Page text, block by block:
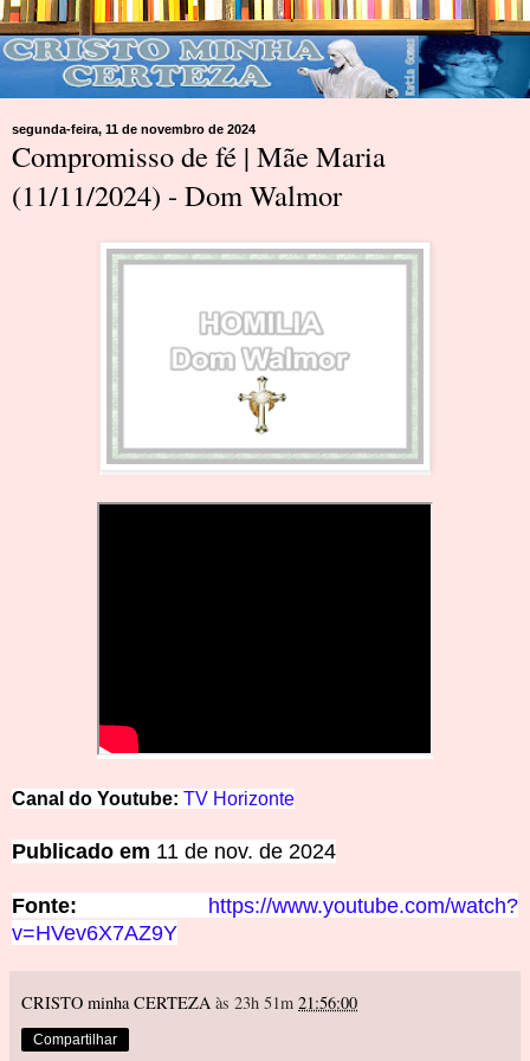
segunda-feira, 11 de novembro de 2024
Compromisso de fé | Mãe Maria
(11/11/2024) - Dom Walmor
Canal do Youtube: TV Horizonte
Publicado em 11 de nov. de 2024
Fonte: https://www.youtube.com/watch?
v=HVev6X7AZ9Y
CRISTO minha CERTEZA às 23h 51m 21:56:00
Compartilhar